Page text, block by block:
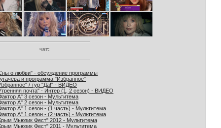
чат:
о любви" - обсуждение программы
и программа "Избранное"
/ тур "Да!" - ВИДЕО
почта" - Интер (1, 2 сезон) - ВИДЕО
А" 3 сезон - Мультитема
А" 2 сезон - Мультитема
А" 1 сезон - (1 часть) - Мультитема
А" 1 сезон - (2 часть) - Мультитема
Мьюзик Фест" 2012 - Мультитема
Мьюзик Фест" 2011 - Мультитема